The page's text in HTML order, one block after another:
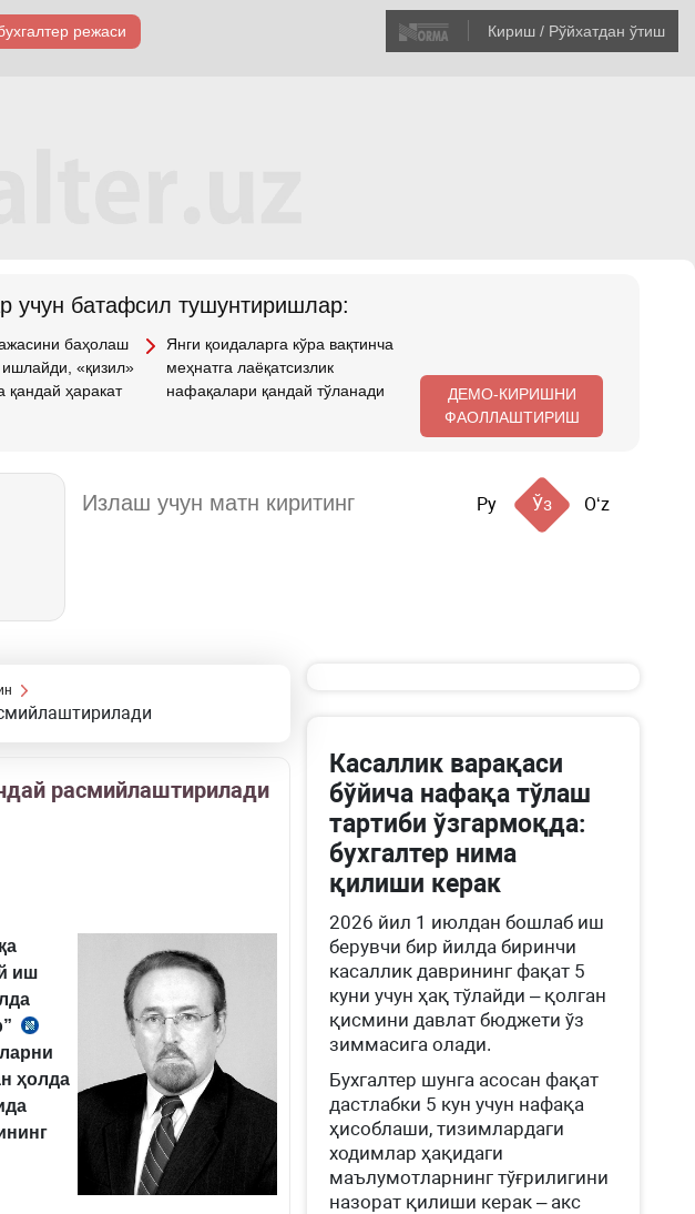
режаси Кириш / Рўйхатдан ўтиш
учун батафсил тушунтиришлар:
баҳолаш
«қизил»
ҳаракат
Янги қоидаларга кўра вақтинча
меҳнатга лаёқатсизлик
нафақалари қандай тўланади
ДЕМО-КИРИШНИ
ФАОЛЛАШТИРИШ
Ру Ўз Oʻz
расмийлаштирилади
иш
374-
м.
3-
қ.
ҳолда
Касаллик варақаси
бўйича нафақа тўлаш
тартиби ўзгармоқда:
бухгалтер нима
қилиши керак
2026 йил 1 июлдан бошлаб иш
берувчи бир йилда биринчи
касаллик даврининг фақат 5
куни учун ҳақ тўлайди – қолган
қисмини давлат бюджети ўз
зиммасига олади.
Бухгалтер шунга асосан фақат
дастлабки 5 кун учун нафақа
ҳисоблаши, тизимлардаги
ходимлар ҳақидаги
маълумотларнинг тўғрилигини
назорат қилиши керак – акс